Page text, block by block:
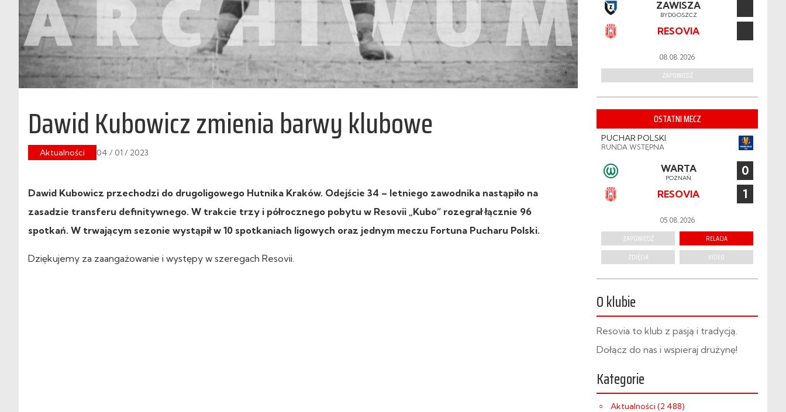
Dawid Kubowicz zmienia barwy klubowe
Aktualności 04 / 01 / 2023
Dawid Kubowicz przechodzi do drugoligowego Hutnika Kraków. Odejście 34 – letniego zawodnika nastąpiło na
zasadzie transferu definitywnego. W trakcie trzy i półrocznego pobytu w Resovii „Kubo” rozegrał łącznie 96
spotkań. W trwającym sezonie wystąpił w 10 spotkaniach ligowych oraz jednym meczu Fortuna Pucharu Polski.
Dziękujemy za zaangażowanie i występy w szeregach Resovii.
ZAWISZA
BYDGOSZCZ
RESOVIA
08.08.2026
ZAPOWIEDŹ
OSTATNI MECZ
PUCHAR POLSKI
RUNDA WSTĘPNA
WARTA
POZNAŃ 0
RESOVIA 1
05.08.2026
ZAPOWIEDŹ
RELACJA
ZDJĘCIA
VIDEO
O klubie
Resovia to klub z pasją i tradycją.
Dołącz do nas i wspieraj drużynę!
Kategorie
Aktualności (2 488)